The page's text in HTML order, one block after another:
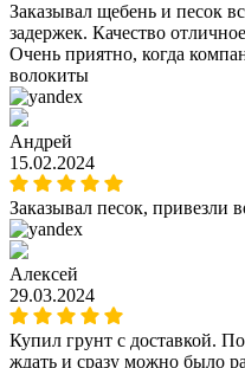
Заказывал щебень и песок
задержек. Качество
Очень приятно, когда
волокиты
Андрей
15.02.2024
Заказывал песок, привезли
Алексей
29.03.2024
Купил грунт с доставкой.
ждать и сразу можно было